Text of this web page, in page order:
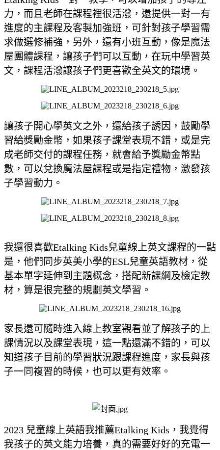
力，而且老師在課程裡很活潑，還提供一對一有
進度的主課程及客製加強班，可針對孩子學習需
求做選修補強，另外，還有小班互動，像是魔法
屋團體課程，讓孩子們可以互動，在玩中學習英
文，課程活潑讓孩子們更喜歡全英文的環境。
讓孩子開心學英文之外，還給孩子誘因，鼓勵學
習給獎勵金幣，如果孩子課堂表現不錯，或是完
成老師交付的課程任務，就會給予獎勵金幣點
數，可以兌換魔法屋課程或是指定禮物，激發孩
子學習動力。
我還很喜歡Etalking Kids兒童線上英文課程的一點
是，他們同步英美小學的ESL兒童英語教材，從
基本單字延伸到主題概念，搭配新課綱及檢定教
材，算是很完整的規劃英文學習。
家長還可隨時進入線上教室觀看並了解孩子的上
課情況以及課堂表現，這一點還滿不錯的，可以
知道孩子目前的學習狀況跟課程進度，家長與孩
子一同複習的時候，也可以更有效率。
2023 兒童線上英語我推薦Etalking Kids，我覺得
我孩子的英文能力培養，真的需要好好的充電一